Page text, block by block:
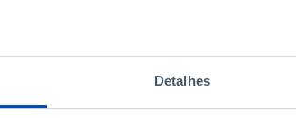
Detalhes